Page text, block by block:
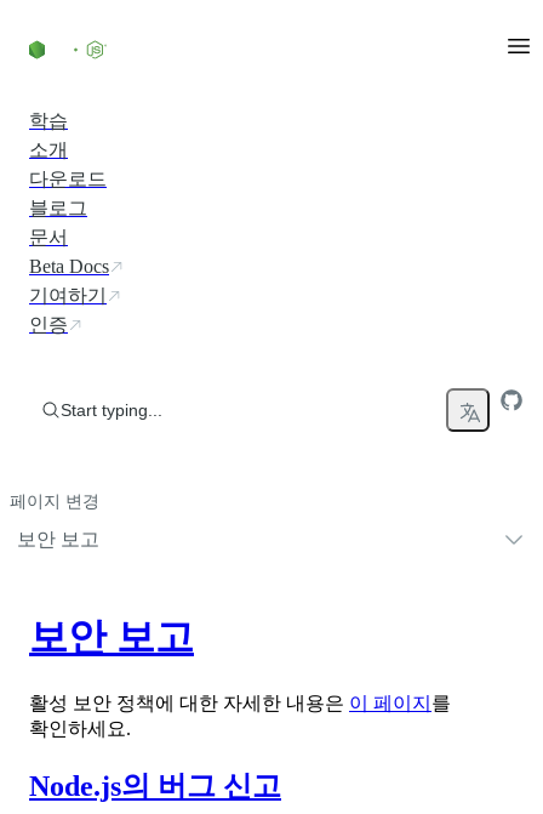
학습
소개
다운로드
블로그
문서
Beta Docs
기여하기
인증
Start typing...
페이지 변경
보안 보고
보안 보고
활성 보안 정책에 대한 자세한 내용은 이 페이지 를
확인하세요.
Node.js의 버그 신고